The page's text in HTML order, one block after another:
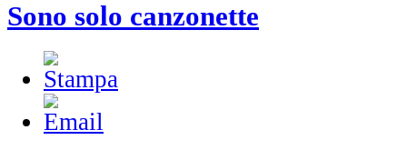
Sono solo canzonette